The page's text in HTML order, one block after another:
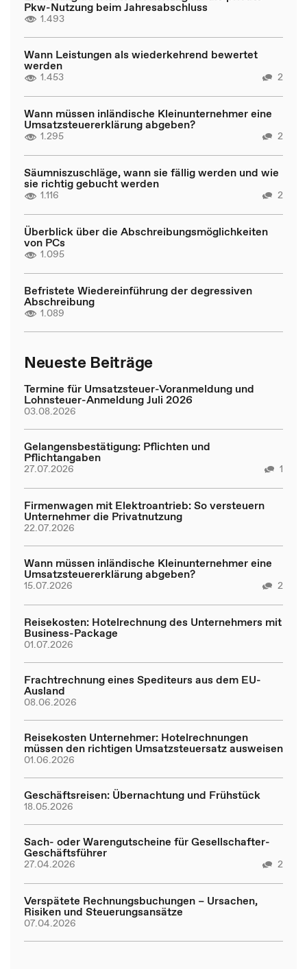
Pkw-Nutzung beim Jahresabschluss
1.493
Wann Leistungen als wiederkehrend bewertet
werden
1.453 2
Wann müssen inländische Kleinunternehmer eine
Umsatzsteuererklärung abgeben?
1.295 2
Säumniszuschläge, wann sie fällig werden und wie
sie richtig gebucht werden
1.116 2
Überblick über die Abschreibungsmöglichkeiten
von PCs
1.095
Befristete Wiedereinführung der degressiven
Abschreibung
1.089
Neueste Beiträge
Termine für Umsatzsteuer-Voranmeldung und
Lohnsteuer-Anmeldung Juli 2026
03.08.2026
Gelangensbestätigung: Pflichten und
Pflichtangaben
27.07.2026 1
Firmenwagen mit Elektroantrieb: So versteuern
Unternehmer die Privatnutzung
22.07.2026
Wann müssen inländische Kleinunternehmer eine
Umsatzsteuererklärung abgeben?
15.07.2026 2
Reisekosten: Hotelrechnung des Unternehmers mit
Business-Package
01.07.2026
Frachtrechnung eines Spediteurs aus dem EU-
Ausland
08.06.2026
Reisekosten Unternehmer: Hotelrechnungen
müssen den richtigen Umsatzsteuersatz ausweisen
01.06.2026
Geschäftsreisen: Übernachtung und Frühstück
18.05.2026
Sach- oder Warengutscheine für Gesellschafter-
Geschäftsführer
27.04.2026 2
Verspätete Rechnungsbuchungen – Ursachen,
Risiken und Steuerungsansätze
07.04.2026